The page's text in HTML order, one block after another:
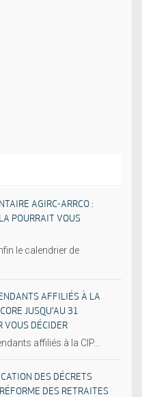
AGIRC-ARRCO :
POURRAIT VOUS
le calendrier de
AFFILIÉS À LA
JUSQU’AU 31
VOUS DÉCIDER
affiliés à la CIP...
DES DÉCRETS
DES RETRAITES